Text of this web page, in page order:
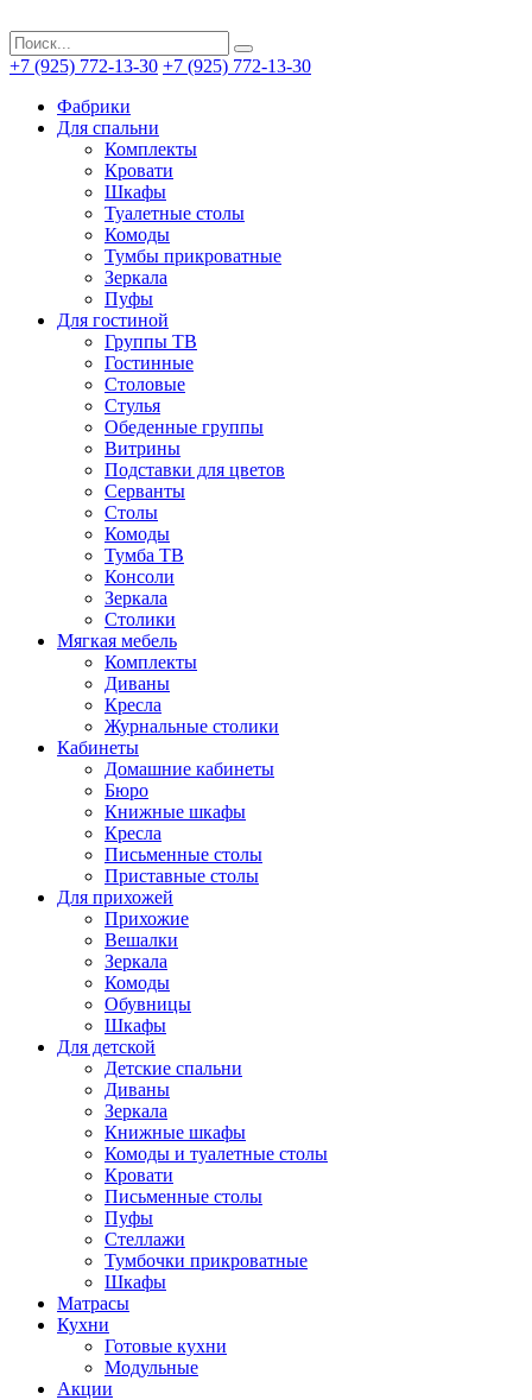
+7 (925) 772-13-30 +7 (925) 772-13-30
Фабрики
Для спальни
Комплекты
Кровати
Шкафы
Туалетные столы
Комоды
Тумбы прикроватные
Зеркала
Пуфы
Для гостиной
Группы ТВ
Гостинные
Столовые
Стулья
Обеденные группы
Витрины
Подставки для цветов
Серванты
Столы
Комоды
Тумба ТВ
Консоли
Зеркала
Столики
Мягкая мебель
Комплекты
Диваны
Кресла
Журнальные столики
Кабинеты
Домашние кабинеты
Бюро
Книжные шкафы
Кресла
Письменные столы
Приставные столы
Для прихожей
Прихожие
Вешалки
Зеркала
Комоды
Обувницы
Шкафы
Для детской
Детские спальни
Диваны
Зеркала
Книжные шкафы
Комоды и туалетные столы
Кровати
Письменные столы
Пуфы
Стеллажи
Тумбочки прикроватные
Шкафы
Матрасы
Кухни
Готовые кухни
Модульные
Акции